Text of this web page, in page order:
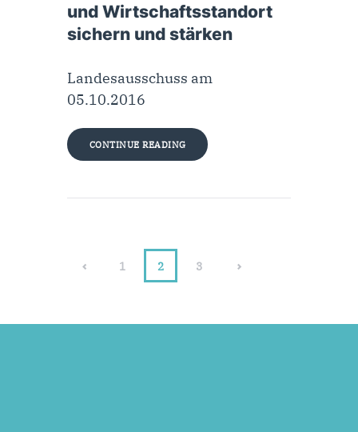
und Wirtschaftsstandort
sichern und stärken
Landesausschuss am
05.10.2016
CONTINUE READING
1 2 3
>